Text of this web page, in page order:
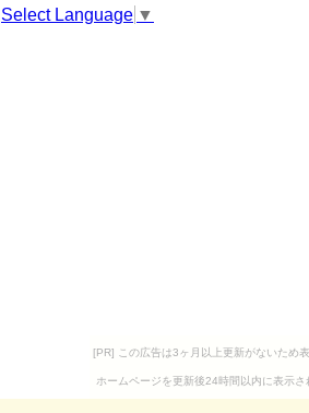
Select Language ▼
[PR] この広告は3ヶ月以上更新がないため表
ホームページを更新後24時間以内に表示さ